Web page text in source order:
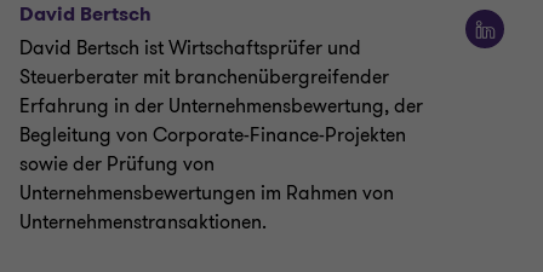
David Bertsch
David Bertsch ist Wirtschaftsprüfer und
Steuerberater mit branchenübergreifender
Erfahrung in der Unternehmensbewertung, der
Begleitung von Corporate-Finance-Projekten
sowie der Prüfung von
Unternehmensbewertungen im Rahmen von
Unternehmenstransaktionen.